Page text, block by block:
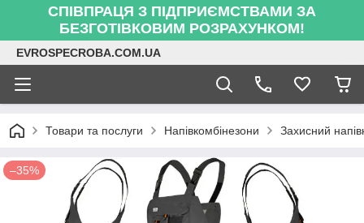
СПІВПРАЦЯ З ПІДПРИЄМСТВАМИ ЗА
БЕЗГОТІВКОВИМ РОЗРАХУНКОМ!
EVROSPECROBA.COM.UA
Товари та послуги Напівкомбінезони Захисний
–35%